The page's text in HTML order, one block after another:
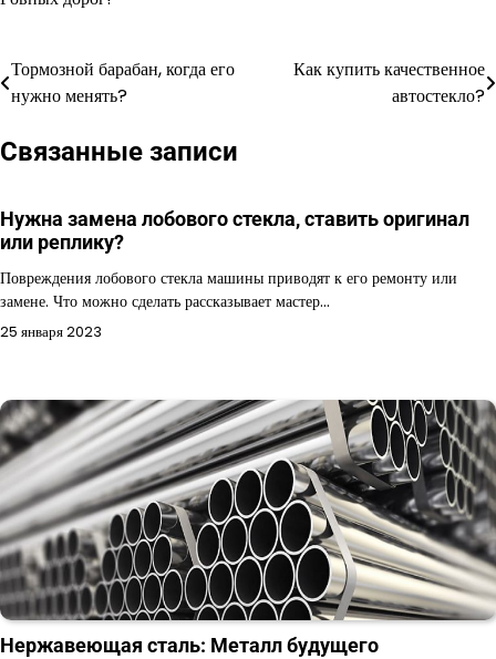
Навигация
по
записям
Тормозной барабан, когда его
нужно менять?
Как купить качественное
автостекло?
Связанные записи
Нужна замена лобового стекла, ставить оригинал
или реплику?
Повреждения лобового стекла машины приводят к его ремонту или
замене. Что можно сделать рассказывает мастер…
25 января 2023
Нержавеющая сталь: Металл будущего